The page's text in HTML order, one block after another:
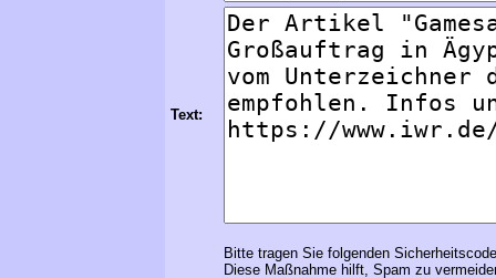
Text:
Bitte tragen Sie folgenden
Diese Maßnahme hilft, Spam zu